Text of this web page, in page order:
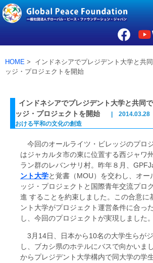
HOME > インドネシアでプレジデント大学と共
ッジ・プロジェクトを開始
インドネシアでプレジデント大学と共同
ッジ・プロジェクトを開始
| 2014.03.28
おける平和の文化の創造
今回のオールライツ・ビレッジのプロ
はジャカルタ市の東に位置する西ジャワ
ラン群のレバンサリ村。昨年８月、
ント大学と覚書（MOU）を交わし、オー
ッジ・プロジェクトと国際青年交流プロ
進 することを約束しました。この合意に
ント大学がプロジェクト運営条件に合っ
し、今回のプロジェクトが実現しました。
3月14日、日本から10名の大学生らが
し、ブカシ県のホテルにバスで向かいま
からプレジデント大学構内で同大学の学